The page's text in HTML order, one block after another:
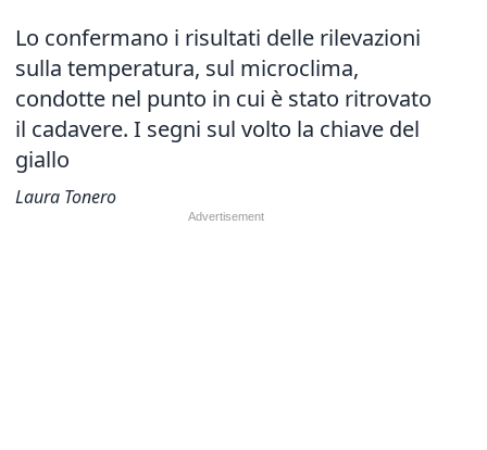
Lo confermano i risultati delle rilevazioni
sulla temperatura, sul microclima,
condotte nel punto in cui è stato ritrovato
il cadavere. I segni sul volto la chiave del
giallo
Laura Tonero